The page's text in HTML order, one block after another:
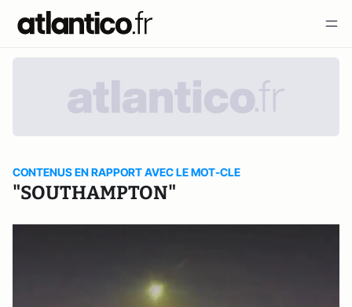
CONTENUS EN RAPPORT AVEC LE MOT-CLE
"SOUTHAMPTON"